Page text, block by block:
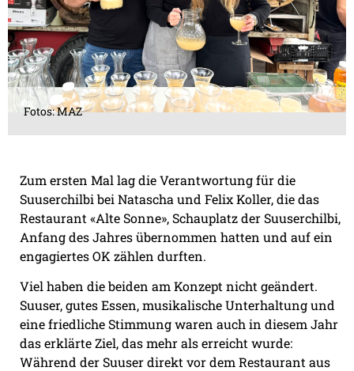
Fotos: MAZ
Zum ersten Mal lag die Verantwortung für die
Suuserchilbi bei Natascha und Felix Koller, die das
Restaurant «Alte Sonne», Schauplatz der Suuserchilbi,
Anfang des Jahres übernommen hatten und auf ein
engagiertes OK zählen durften.
Viel haben die beiden am Konzept nicht geändert.
Suuser, gutes Essen, musikalische Unterhaltung und
eine friedliche Stimmung waren auch in diesem Jahr
das erklärte Ziel, das mehr als erreicht wurde:
Während der Suuser direkt vor dem Restaurant aus